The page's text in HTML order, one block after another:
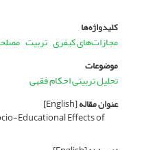
کلیدواژه‌ها
مجازات‌های کیفری تربیت
موضوعات
تحلیل تربیتی احکام فقهی
عنوان مقاله[English]
Educational Effects of